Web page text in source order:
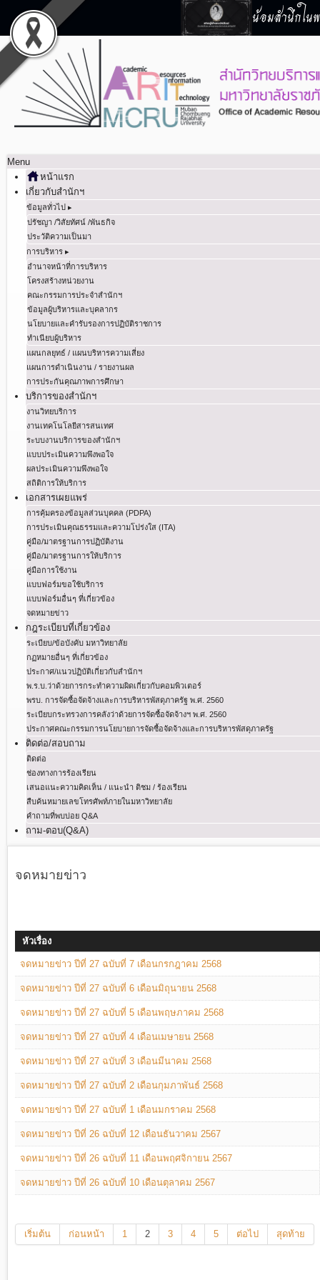
น้อมสำนึกใน
Menu
หน้าแรก
เกี่ยวกับสำนักฯ
ข้อมูลทั่วไป ▸
ปรัชญา /วิสัยทัศน์ /พันธกิจ
ประวัติความเป็นมา
การบริหาร ▸
อำนาจหน้าที่การบริหาร
โครงสร้างหน่วยงาน
คณะกรรมการประจำสำนักฯ
ข้อมูลผู้บริหารและบุคลากร
นโยบายและคำรับรองการปฏิบัติราชการ
ทำเนียบผู้บริหาร
แผนกลยุทธ์ / แผนบริหารความเสี่ยง
แผนการดำเนินงาน / รายงานผล
การประกันคุณภาพการศึกษา
บริการของสำนักฯ
งานวิทยบริการ
งานเทคโนโลยีสารสนเทศ
ระบบงานบริการของสำนักฯ
แบบประเมินความพึงพอใจ
ผลประเมินความพึงพอใจ
สถิติการให้บริการ
เอกสารเผยแพร่
การคุ้มครองข้อมูลส่วนบุคคล (PDPA)
การประเมินคุณธรรมและความโปร่งใส (ITA)
คู่มือ/มาตรฐานการปฏิบัติงาน
คู่มือ/มาตรฐานการให้บริการ
คู่มือการใช้งาน
แบบฟอร์มขอใช้บริการ
แบบฟอร์มอื่นๆ ที่เกี่ยวข้อง
จดหมายข่าว
กฎระเบียบที่เกี่ยวข้อง
ระเบียบ/ข้อบังคับ มหาวิทยาลัย
กฏหมายอื่นๆ ที่เกี่ยวข้อง
ประกาศ/แนวปฏิบัติเกี่ยวกับสำนักฯ
พ.ร.บ.ว่าด้วยการกระทําความผิดเกี่ยวกับคอมพิวเตอร์
พรบ. การจัดซื้อจัดจ้างและการบริหารพัสดุภาครัฐ พ.ศ. 2560
ระเบียบกระทรวงการคลังว่าด้วยการจัดซื้อจัดจ้างฯ พ.ศ. 2560
ประกาศคณะกรรมการนโยบายการจัดซื้อจัดจ้างและการบริหารพัสดุภาครัฐ
ติดต่อ/สอบถาม
ติดต่อ
ช่องทางการร้องเรียน
เสนอแนะความคิดเห็น / แนะนำ ติชม / ร้องเรียน
สืบค้นหมายเลขโทรศัพท์ภายในมหาวิทยาลัย
คำถามที่พบบ่อย Q&A
ถาม-ตอบ(Q&A)
จดหมายข่าว
หัวเรื่อง
จดหมายข่าว ปีที่ 27 ฉบับที่ 7 เดือนกรกฎาคม 2568
จดหมายข่าว ปีที่ 27 ฉบับที่ 6 เดือนมิถุนายน 2568
จดหมายข่าว ปีที่ 27 ฉบับที่ 5 เดือนพฤษภาคม 2568
จดหมายข่าว ปีที่ 27 ฉบับที่ 4 เดือนเมษายน 2568
จดหมายข่าว ปีที่ 27 ฉบับที่ 3 เดือนมีนาคม 2568
จดหมายข่าว ปีที่ 27 ฉบับที่ 2 เดือนกุมภาพันธ์ 2568
จดหมายข่าว ปีที่ 27 ฉบับที่ 1 เดือนมกราคม 2568
จดหมายข่าว ปีที่ 26 ฉบับที่ 12 เดือนธันวาคม 2567
จดหมายข่าว ปีที่ 26 ฉบับที่ 11 เดือนพฤศจิกายน 2567
จดหมายข่าว ปีที่ 26 ฉบับที่ 10 เดือนตุลาคม 2567
เริ่มต้น ก่อนหน้า 1 2 3 4 5 ต่อไป สุดท้าย